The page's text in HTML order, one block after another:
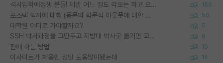
석사입학예정생 분들! 제발 어느 정도 각오는 하고 오세요. 156
포스텍 억까에 대해 (동문의 학문적 아웃풋에 대한 반박) 50
대학원 어디로 가야할까요? 5
SSH 박사과정을 그만두고 지방대 박사로 옮기면 교수의 꿈은 끝일까요? 9
편애 하는 방법 16
이사이트가 처음엔 정말 도움많이됐는데 14